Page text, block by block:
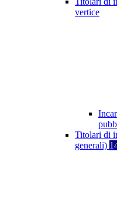
vertice
Titolari di
generali)